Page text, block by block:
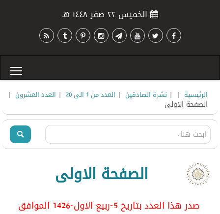
الخميس ٢٢ صفر ١٤٤٨ هـ
الرئيسية |
| نشرة الصادقين | العدد من 1 الى 20 | العدد العشرون |
الصفحة الاولى
الصفحة الاولى
صدر هذا العدد بتاريخ 5-ربيع الاول-1426 الموافق